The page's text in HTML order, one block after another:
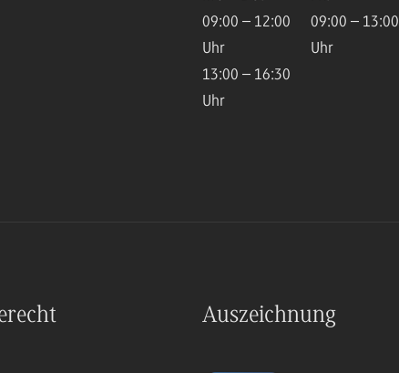
09:00 – 12:00
Uhr
13:00 – 16:30
Uhr
09:00 – 13:00
Uhr
Auszeichnung